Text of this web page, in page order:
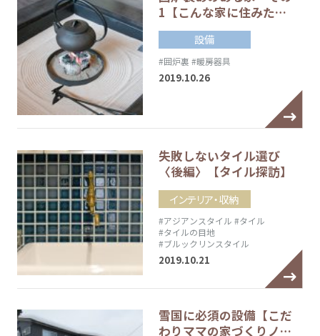
1【こんな家に住みた…
設備
#囲炉裏 #暖房器具
2019.10.26
失敗しないタイル選び
〈後編〉【タイル探訪】
インテリア・収納
#アジアンスタイル #タイル
#タイルの目地
#ブルックリンスタイル
2019.10.21
雪国に必須の設備【こだ
わりママの家づくりノ…